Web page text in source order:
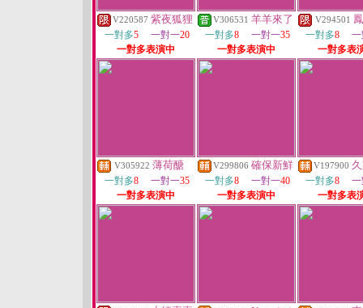
V220587 紫夜狐狸
一對多5 一對一20
一對多表演中
V306531 羊羊來了
一對多8 一對一35
一對多表演中
V294501
一對多8
一對多表
V305922 薄荷醣
一對多8 一對一35
一對多表演中
V299806 確保新鮮
一對多8 一對一40
一對多表演中
V197900
一對多8
一對多表